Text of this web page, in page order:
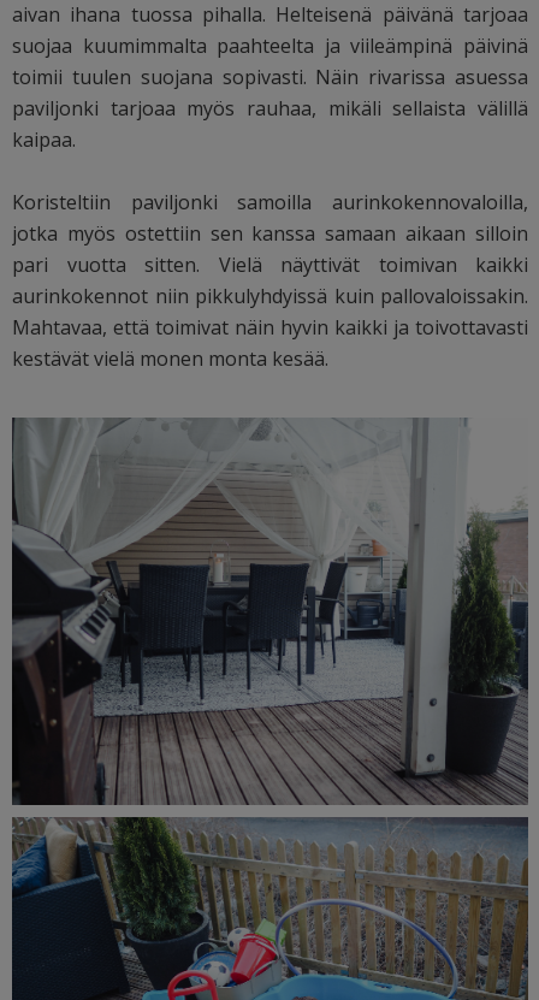
aivan ihana tuossa pihalla. Helteisenä päivänä tarjoaa
suojaa kuumimmalta paahteelta ja viileämpinä päivinä
toimii tuulen suojana sopivasti. Näin rivarissa asuessa
paviljonki tarjoaa myös rauhaa, mikäli sellaista välillä
kaipaa.
Koristeltiin paviljonki samoilla aurinkokennovaloilla,
jotka myös ostettiin sen kanssa samaan aikaan silloin
pari vuotta sitten. Vielä näyttivät toimivan kaikki
aurinkokennot niin pikkulyhdyissä kuin pallovaloissakin.
Mahtavaa, että toimivat näin hyvin kaikki ja toivottavasti
kestävät vielä monen monta kesää.